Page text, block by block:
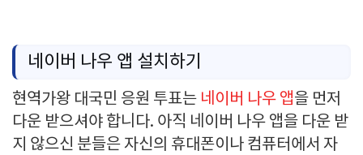
네이버 나우 앱 설치하기
현역가왕 대국민 응원 투표는 네이버 나우 앱을 먼저
다운 받으셔야 합니다. 아직 네이버 나우 앱을 다운 받
지 않으신 분들은 자신의 휴대폰이나 컴퓨터에서 자